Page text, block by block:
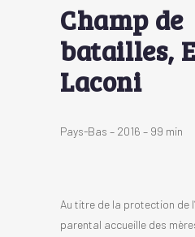
Champ de
batailles,
Laconi
Pays-Bas – 2016 – 99 min
Au titre de la protection de
parental accueille des